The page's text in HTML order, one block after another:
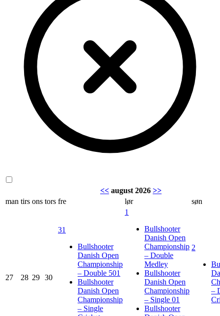
<< august 2026 >>
man tirs ons tors fre lør søn
27 28 29 30
31
Bullshooter
Danish Open
Championship
– Double 501
Bullshooter
Danish Open
Championship
– Single
1
Bullshooter
Danish Open
Championship
– Double
Medley
Bullshooter
Danish Open
Championship
– Single 01
Bullshooter
2
–